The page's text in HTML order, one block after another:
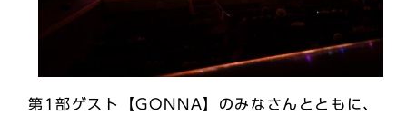
第1部ゲスト【GONNA】のみなさんとともに、